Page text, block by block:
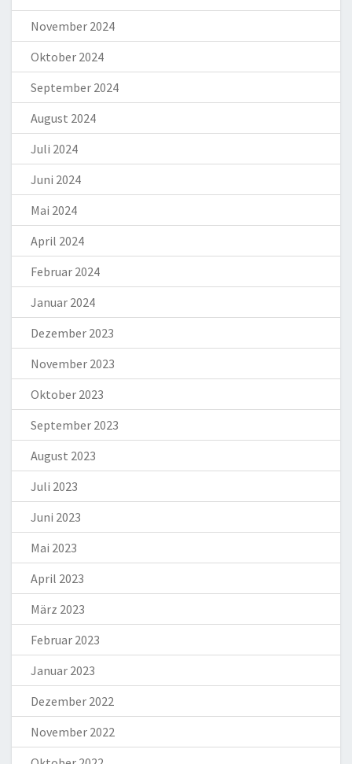
November 2024
Oktober 2024
September 2024
August 2024
Juli 2024
Juni 2024
Mai 2024
April 2024
Februar 2024
Januar 2024
Dezember 2023
November 2023
Oktober 2023
September 2023
August 2023
Juli 2023
Juni 2023
Mai 2023
April 2023
März 2023
Februar 2023
Januar 2023
Dezember 2022
November 2022